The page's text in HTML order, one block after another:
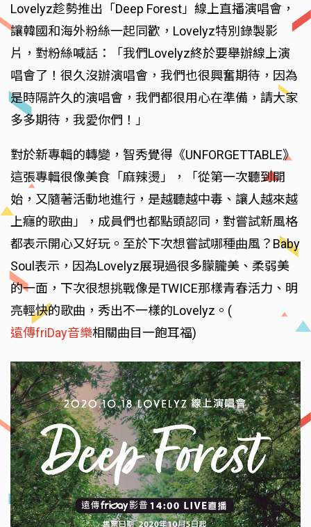
Lovelyz趁勢推出「Deep Forest」線上直播演唱會，
讓韓國和海外粉絲一起同歡，Lovelyz特別錄製影
片，對粉絲喊話：「我們Lovelyz終於要舉辦線上演
唱會了！很久沒辦演唱會，我們也很興奮期待，因為
是時隔許久的演唱會，我們都很用心在準備，請大家
多多期待，我愛你們！」
對於新專輯的轉變，智秀覺得《UNFORGETTABLE》
這張專輯很像美食「麻辣燙」，「從第一次聽到開
始，又隨著活動地進行，是越聽越中毒、讓人越來越
上癮的歌曲」，成員們也都點頭認同，對嘗試新風格
都表示開心又好玩。至於下次想嘗試哪種曲風？Baby
Soul表示，因為Lovelyz展現過很多朦朧美、柔弱美
的一面，下次很想挑戰像是TWICE那樣青春活力、明
亮輕快的歌曲，秀出不一樣的Lovelyz。(
遠傳friDay音樂相關曲目一飽耳福)